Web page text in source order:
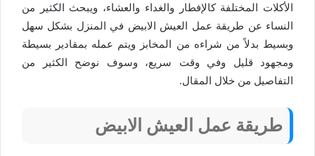
الأكلات المختلفة كالإفطار والغداء والعشاء، ويبحث الكثير من
النساء عن طريقة عمل العيش الابيض في المنزل بشكل سهل
وبسيط بدلاً من شراءه من المخابز ويتم عمله بمقادير بسيطة
ومجهود قليل وفي وقت سريع، وسوف نوضح الكثير من
التفاصيل من خلال المقال.
طريقة عمل العيش الابيض